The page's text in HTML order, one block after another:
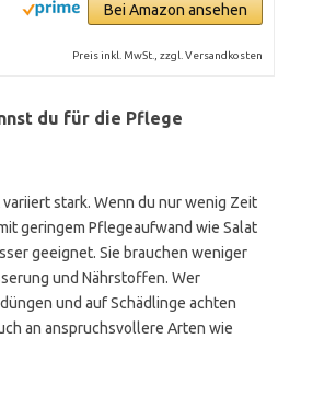
Bei Amazon ansehen
Preis inkl. MwSt., zzgl. Versandkosten
du für die Pflege
stark. Wenn du nur wenig Zeit
geringem Pflegeaufwand wie Salat
geeignet. Sie brauchen weniger
und Nährstoffen. Wer
und auf Schädlinge achten
an anspruchsvollere Arten wie